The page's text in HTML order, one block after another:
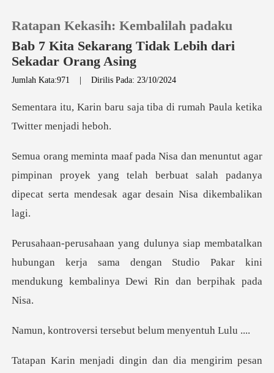
Pengisian Ulang
Riwayat Membaca
Keluar
Ratapan Kekasih: Kembalilah padaku
Bab 7 Kita Sekarang Tidak Lebih dari
Sekadar Orang Asing
Jumlah Kata:971 |Dirilis Pada: 23/10/2024
aja tiba di rumah Paula ket
pimpinan proyek yang telah berbuat salah padanya
dipe
n
hubungan kerja sama dengan Studio Pakar kini
men
tersebut belum me
pesan